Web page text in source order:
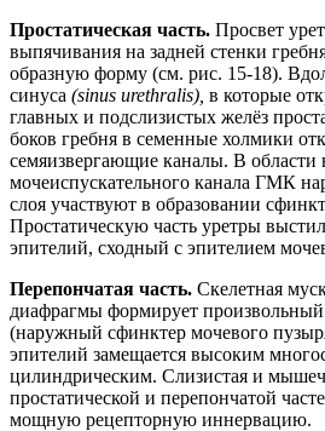
Простатическая часть. Просвет
выпячивания на задней стенки
образную форму (см. рис. 15-18).
синуса (sinus urethralis), в которые
главных и подслизистых желёз
боков гребня в семенные холмики
семяизвергающие каналы. В области
мочеиспускательного канала ГМК
слоя участвуют в образовании
Простатическую часть уретры
эпителий, сходный с эпителием
Перепончатая часть. Скелетная
диафрагмы формирует
(наружный сфинктер мочевого
эпителий замещается высоким
цилиндрическим. Слизистая и
простатической и перепончатой
мощную рецепторную иннервацию.